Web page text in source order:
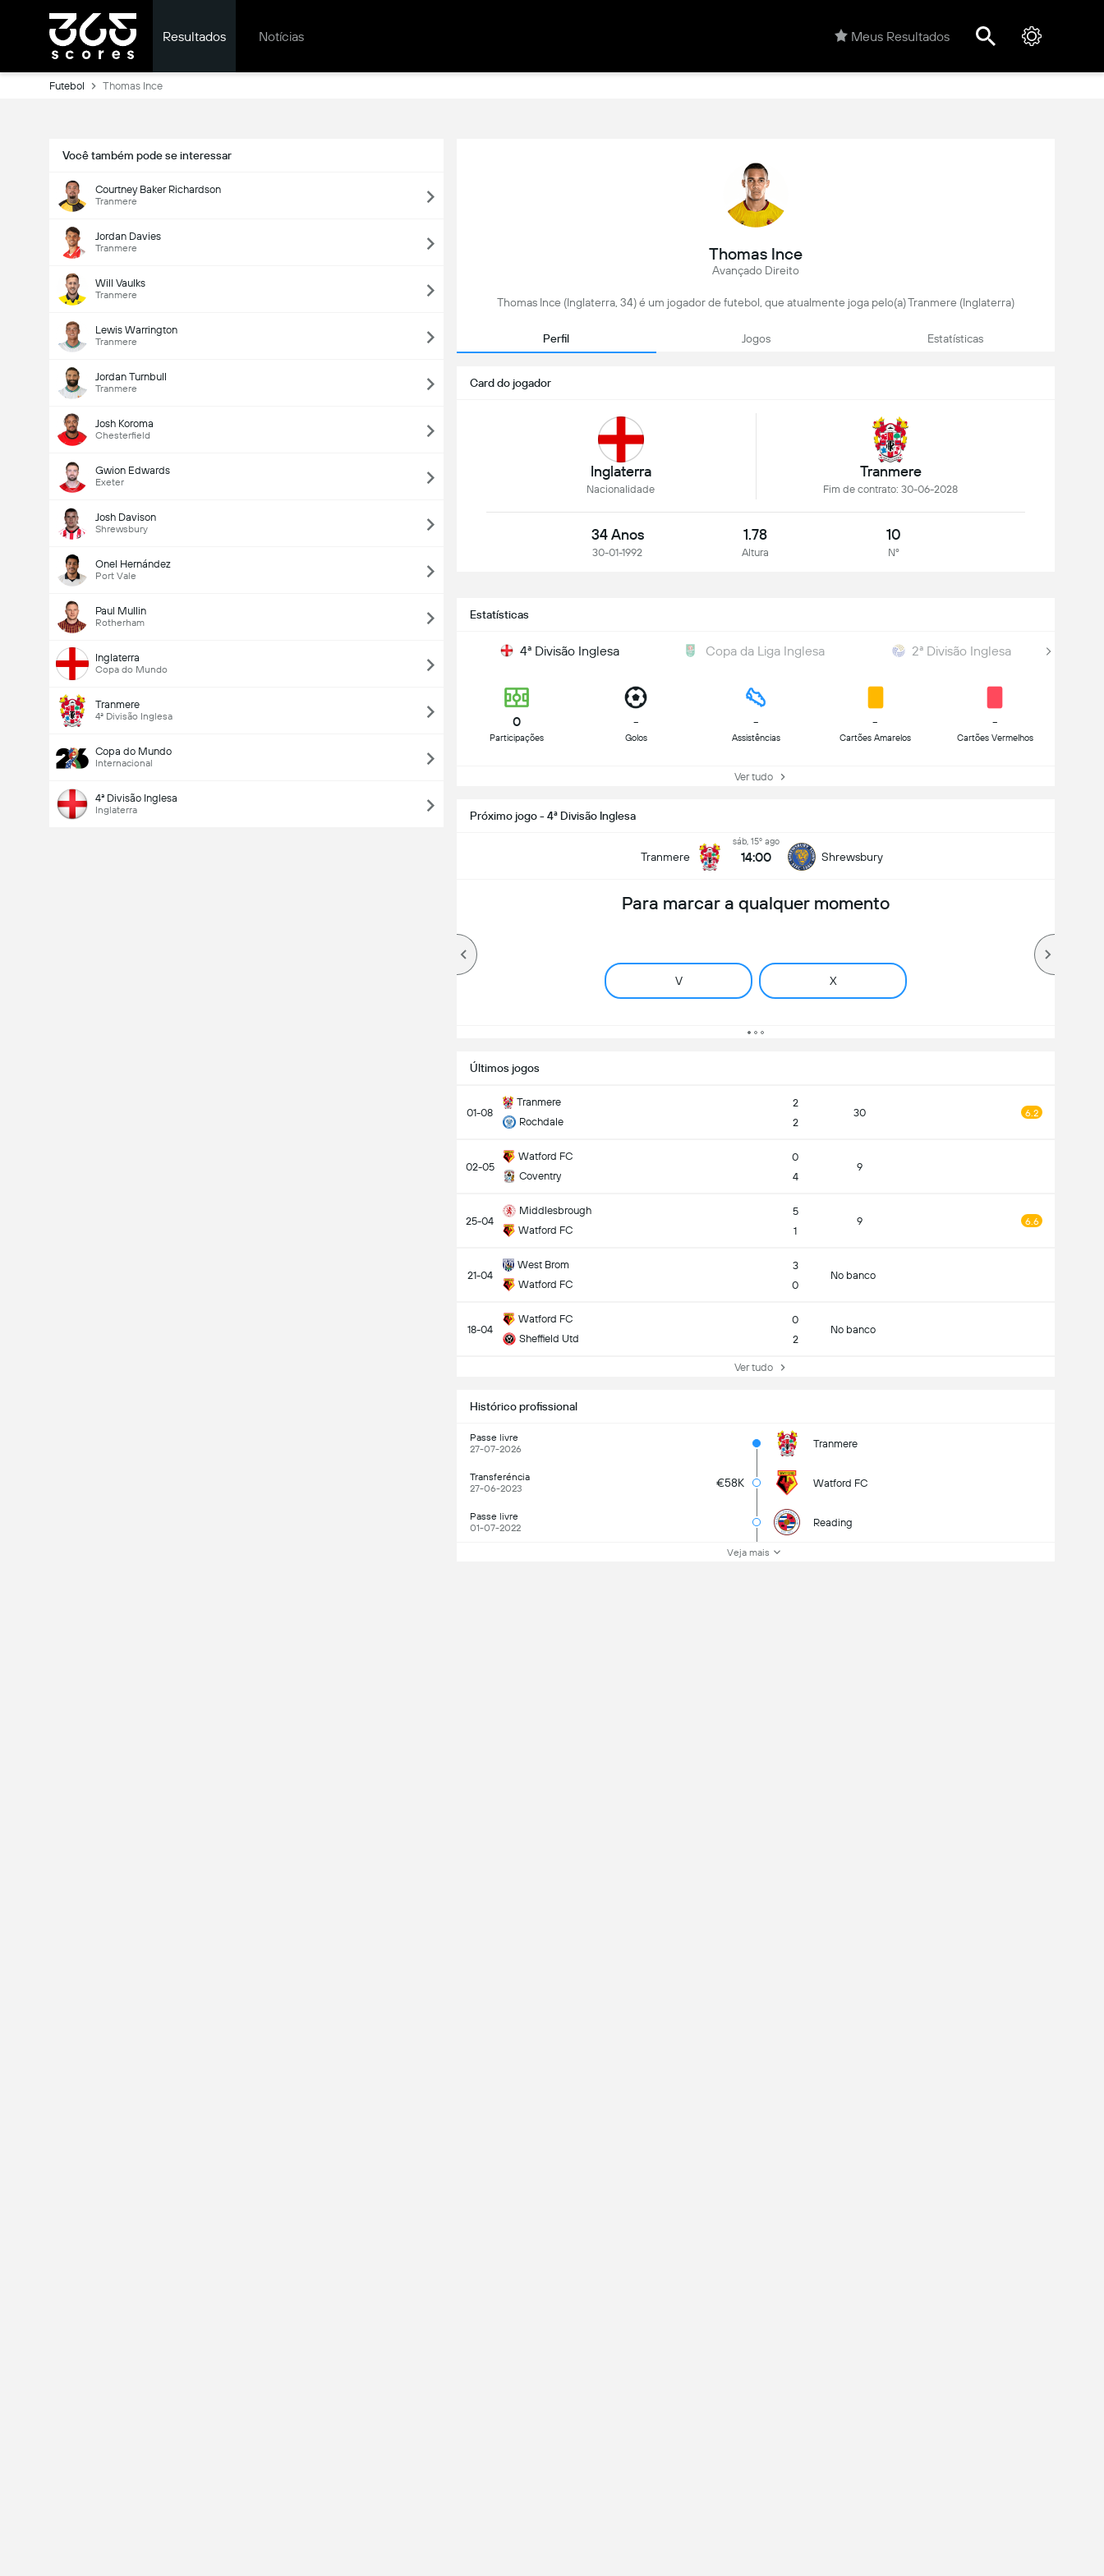
Resultados Notícias Meus Resultados
Futebol Thomas Ince
Você também pode se interessar
Courtney Baker Richardson
Tranmere
Jordan Davies
Tranmere
Will Vaulks
Tranmere
Lewis Warrington
Tranmere
Jordan Turnbull
Tranmere
Josh Koroma
Chesterfield
Gwion Edwards
Exeter
Josh Davison
Shrewsbury
Onel Hernández
Port Vale
Paul Mullin
Rotherham
Inglaterra
Copa do Mundo
Tranmere
4ª Divisão Inglesa
Copa do Mundo
Internacional
4ª Divisão Inglesa
Inglaterra
Thomas Ince
Avançado Direito
Thomas Ince (Inglaterra, 34) é um jogador de futebol, que atualmente joga pelo(a) Tranmere (Inglaterra)
Perfil Jogos Estatísticas
Card do jogador
Inglaterra
Nacionalidade
Tranmere
Fim de contrato: 30-06-2028
34 Anos
30-01-1992
1.78
Altura
10
Nº
Estatísticas
4ª Divisão Inglesa Copa da Liga Inglesa 2ª Divisão Inglesa
0
Participações
-
Golos
-
Assistências
-
Cartões Amarelos
-
Cartões Vermelhos
Ver tudo
Próximo jogo - 4ª Divisão Inglesa
Tranmere
sáb, 15º ago
14:00 Shrewsbury
Para marcar a qualquer momento
V X
Últimos jogos
01-08
Tranmere
Rochdale
2
2
30 6.2
02-05
Watford FC
Coventry
0
4
9
25-04
Middlesbrough
Watford FC
5
1
9 6.6
21-04
West Brom
Watford FC
3
0
No banco
18-04
Watford FC
Sheffield Utd
0
2
No banco
Ver tudo
Histórico profissional
Passe livre
27-07-2026
Tranmere
Transferéncia
27-06-2023
€58K Watford FC
Passe livre
01-07-2022
Reading
Veja mais